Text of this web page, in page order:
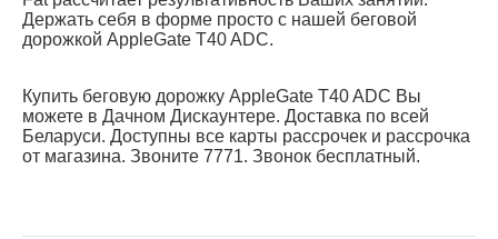
Держать себя в форме просто с нашей беговой
дорожкой AppleGate T40 ADC.
Купить беговую дорожку AppleGate T40 ADC Вы
можете в Дачном Дискаунтере. Доставка по всей
Беларуси. Доступны все карты рассрочек и рассрочка
от магазина. Звоните 7771. Звонок бесплатный.